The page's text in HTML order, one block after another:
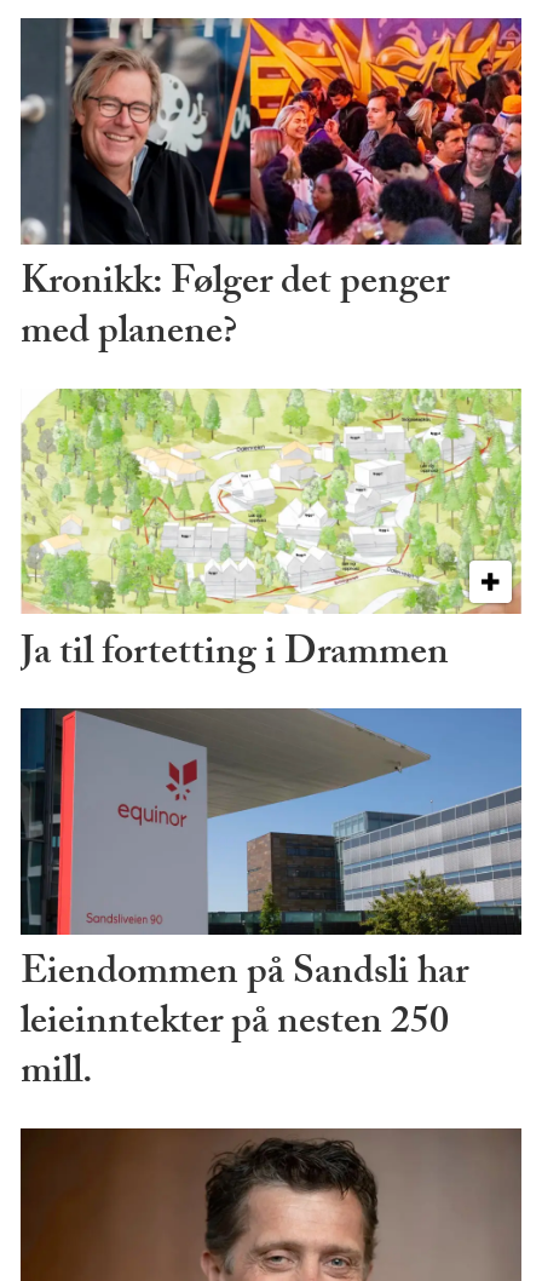
Kronikk: Følger det penger
med planene?
Ja til fortetting i Drammen
Eiendommen på Sandsli har
leieinntekter på nesten 250
mill.